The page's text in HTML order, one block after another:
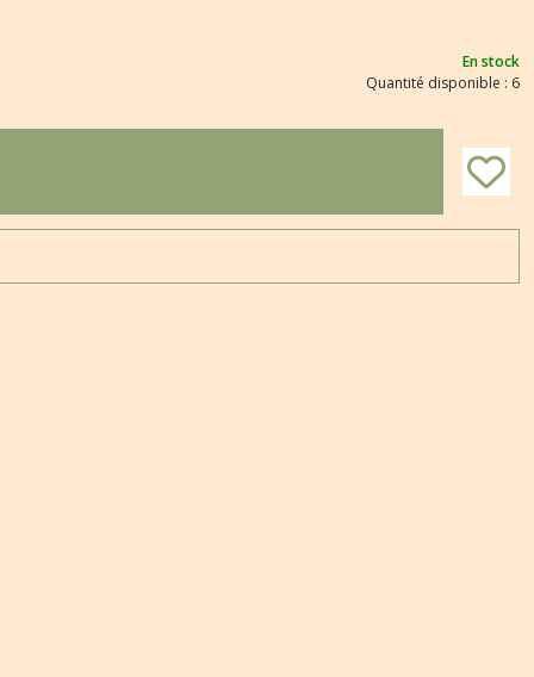
En stock
Quantité disponible : 6